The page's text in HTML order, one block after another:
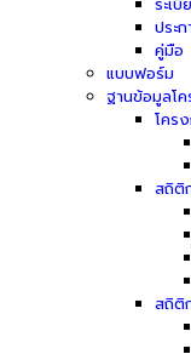
ประ
คู่มือ
แบบฟอร์ม
ฐานข้อมูลโค
โคร
สถิติ
สถิติ